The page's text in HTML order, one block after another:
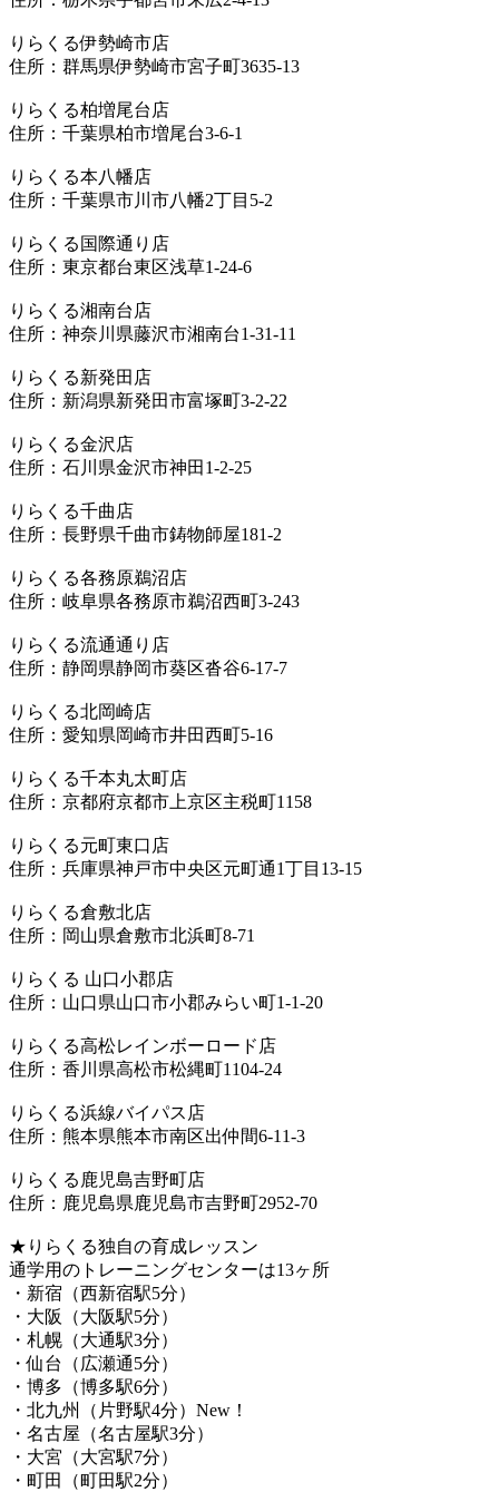
りらくる伊勢崎市店
住所：群馬県伊勢崎市宮子町3635-13
りらくる柏増尾台店
住所：千葉県柏市増尾台3-6-1
りらくる本八幡店
住所：千葉県市川市八幡2丁目5-2
りらくる国際通り店
住所：東京都台東区浅草1-24-6
りらくる湘南台店
住所：神奈川県藤沢市湘南台1-31-11
りらくる新発田店
住所：新潟県新発田市富塚町3-2-22
りらくる金沢店
住所：石川県金沢市神田1-2-25
りらくる千曲店
住所：長野県千曲市鋳物師屋181-2
りらくる各務原鵜沼店
住所：岐阜県各務原市鵜沼西町3-243
りらくる流通通り店
住所：静岡県静岡市葵区沓谷6-17-7
りらくる北岡崎店
住所：愛知県岡崎市井田西町5-16
りらくる千本丸太町店
住所：京都府京都市上京区主税町1158
りらくる元町東口店
住所：兵庫県神戸市中央区元町通1丁目13-15
りらくる倉敷北店
住所：岡山県倉敷市北浜町8-71
りらくる 山口小郡店
住所：山口県山口市小郡みらい町1-1-20
りらくる高松レインボーロード店
住所：香川県高松市松縄町1104-24
りらくる浜線バイパス店
住所：熊本県熊本市南区出仲間6-11-3
りらくる鹿児島吉野町店
住所：鹿児島県鹿児島市吉野町2952-70
★りらくる独自の育成レッスン
通学用のトレーニングセンターは13ヶ所
・新宿（西新宿駅5分）
・大阪（大阪駅5分）
・札幌（大通駅3分）
・仙台（広瀬通5分）
・博多（博多駅6分）
・北九州（片野駅4分）New！
・名古屋（名古屋駅3分）
・大宮（大宮駅7分）
・町田（町田駅2分）